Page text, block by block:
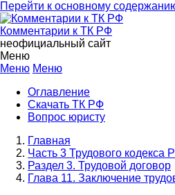
Перейти к основному
Комментарии к ТК РФ
неофициальный сайт
Меню
Меню Меню
Оглавление
Скачать ТК РФ
Вопрос юристу
Главная
Часть 3 Трудового кодекса
Раздел 3. Трудовой договор
Глава 11. Заключение